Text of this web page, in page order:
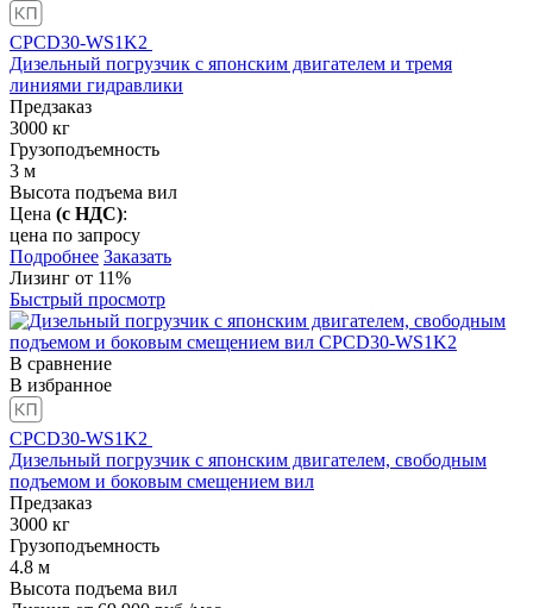
CPCD30-WS1K2
Дизельный погрузчик с японским двигателем и тремя
линиями гидравлики
Предзаказ
3000 кг
Грузоподъемность
3 м
Высота подъема вил
Цена (с НДС):
цена по запросу
Подробнее Заказать
Лизинг от 11%
Быстрый просмотр
В сравнение
В избранное
CPCD30-WS1K2
Дизельный погрузчик с японским двигателем, свободным
подъемом и боковым смещением вил
Предзаказ
3000 кг
Грузоподъемность
4.8 м
Высота подъема вил